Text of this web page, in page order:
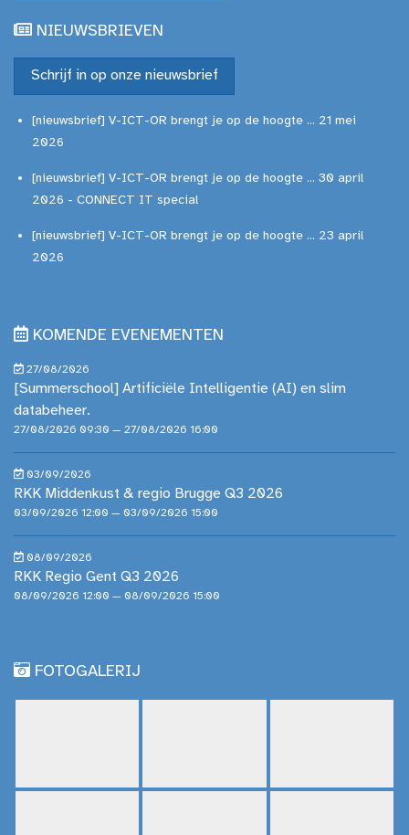
NIEUWSBRIEVEN
Schrijf in op onze nieuwsbrief
[nieuwsbrief] V-ICT-OR brengt je op de hoogte ... 21 mei
2026
[nieuwsbrief] V-ICT-OR brengt je op de hoogte ... 30 april
2026 - CONNECT IT special
[nieuwsbrief] V-ICT-OR brengt je op de hoogte ... 23 april
2026
KOMENDE EVENEMENTEN
27/08/2026
[Summerschool] Artificiële Intelligentie (AI) en slim
databeheer.
27/08/2026 09:30 — 27/08/2026 16:00
03/09/2026
RKK Middenkust & regio Brugge Q3 2026
03/09/2026 12:00 — 03/09/2026 15:00
08/09/2026
RKK Regio Gent Q3 2026
08/09/2026 12:00 — 08/09/2026 15:00
FOTOGALERIJ